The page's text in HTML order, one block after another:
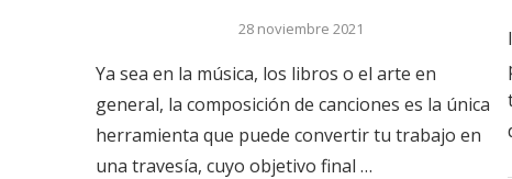
28 noviembre 2021
Ya sea en la música, los libros o el arte en
general, la composición de canciones es la única
herramienta que puede convertir tu trabajo en
una travesía, cuyo objetivo final …